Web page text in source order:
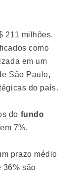
211 milhões,
como
em um
São Paulo,
do país.
do fundo
7%.
prazo médio
36% são